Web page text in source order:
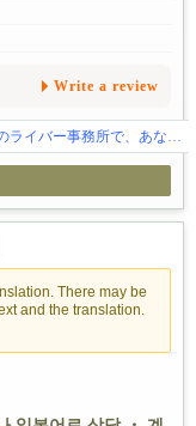
Write a review
【リモート・在宅ワーク可】急成長中のライバー事務所で、あなたのマルチな才能を生かしませんか？
There may be
and the translation.